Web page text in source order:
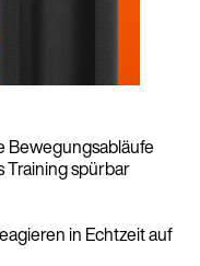
Bewegungsabläufe
Training spürbar
in Echtzeit auf